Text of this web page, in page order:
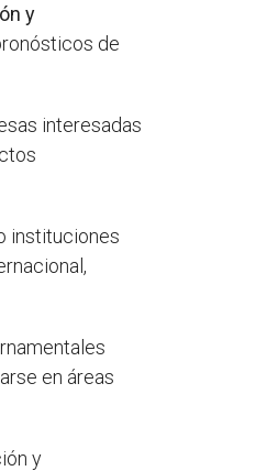
y
de
interesadas
instituciones
en áreas
y